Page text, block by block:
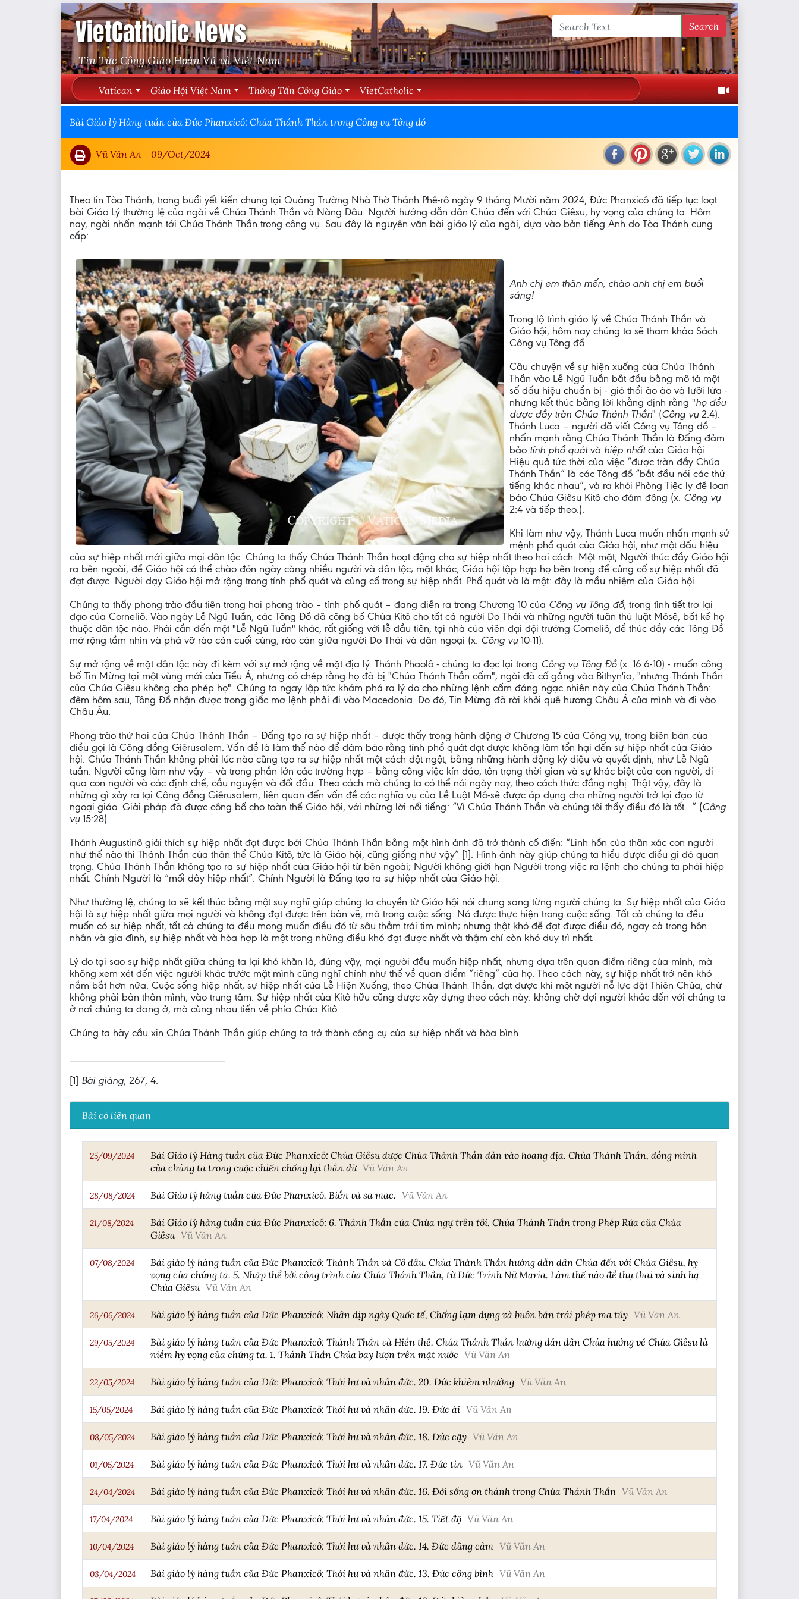
VietCatholic News
Tin Tức Công Giáo Hoàn Vũ và Việt Nam
Search
Vatican Giáo Hội Việt Nam Thông Tấn Công Giáo VietCatholic
Bài Giáo lý Hàng tuần của Đức Phanxicô: Chúa Thánh Thần trong Công vụ Tông đồ
Vũ Văn An 09/Oct/2024
Theo tin Tòa Thánh, trong buổi yết kiến chung tại Quảng Trường Nhà Thờ Thánh Phê-rô ngày 9 tháng Mười năm 2024, Đức Phanxicô đã tiếp tục loạt
bài Giáo Lý thường lệ của ngài về Chúa Thánh Thần và Nàng Dâu. Người hướng dẫn dân Chúa đến với Chúa Giêsu, hy vọng của chúng ta. Hôm
nay, ngài nhấn mạnh tới Chúa Thánh Thần trong công vụ. Sau đây là nguyên văn bài giáo lý của ngài, dựa vào bản tiếng Anh do Tòa Thánh cung
cấp:
Anh chị em thân mến, chào anh chị em buổi
sáng!
Trong lộ trình giáo lý về Chúa Thánh Thần và
Giáo hội, hôm nay chúng ta sẽ tham khảo Sách
Công vụ Tông đồ.
Câu chuyện về sự hiện xuống của Chúa Thánh
Thần vào Lễ Ngũ Tuần bắt đầu bằng mô tả một
số dấu hiệu chuẩn bị - gió thổi ào ào và lưỡi lửa -
nhưng kết thúc bằng lời khẳng định rằng "họ đều
được đầy tràn Chúa Thánh Thần" (Công vụ 2:4).
Thánh Luca – người đã viết Công vụ Tông đồ –
nhấn mạnh rằng Chúa Thánh Thần là Đấng đảm
bảo tính phổ quát và hiệp nhất của Giáo hội.
Hiệu quả tức thời của việc “được tràn đầy Chúa
Thánh Thần” là các Tông đồ “bắt đầu nói các thứ
tiếng khác nhau”, và ra khỏi Phòng Tiệc ly để loan
báo Chúa Giêsu Kitô cho đám đông (x. Công vụ
2:4 và tiếp theo.).
Khi làm như vậy, Thánh Luca muốn nhấn mạnh sứ
mệnh phổ quát của Giáo hội, như một dấu hiệu
của sự hiệp nhất mới giữa mọi dân tộc. Chúng ta thấy Chúa Thánh Thần hoạt động cho sự hiệp nhất theo hai cách. Một mặt, Người thúc đẩy Giáo hội
ra bên ngoài, để Giáo hội có thể chào đón ngày càng nhiều người và dân tộc; mặt khác, Giáo hội tập hợp họ bên trong để củng cố sự hiệp nhất đã
đạt được. Người dạy Giáo hội mở rộng trong tính phổ quát và củng cố trong sự hiệp nhất. Phổ quát và là một: đây là mầu nhiệm của Giáo hội.
Chúng ta thấy phong trào đầu tiên trong hai phong trào – tính phổ quát – đang diễn ra trong Chương 10 của Công vụ Tông đồ, trong tình tiết trơ lại
đạo của Corneliô. Vào ngày Lễ Ngũ Tuần, các Tông Đồ đã công bố Chúa Kitô cho tất cả người Do Thái và những người tuân thủ luật Môsê, bất kể họ
thuộc dân tộc nào. Phải cần đến một "Lễ Ngũ Tuần" khác, rất giống với lễ đầu tiên, tại nhà của viên đại đội trưởng Corneliô, để thúc đẩy các Tông Đồ
mở rộng tầm nhìn và phá vỡ rào cản cuối cùng, rào cản giữa người Do Thái và dân ngoại (x. Công vụ 10-11).
Sự mở rộng về mặt dân tộc này đi kèm với sự mở rộng về mặt địa lý. Thánh Phaolô - chúng ta đọc lại trong Công vụ Tông Đồ (x. 16:6-10) - muốn công
bố Tin Mừng tại một vùng mới của Tiểu Á; nhưng có chép rằng họ đã bị "Chúa Thánh Thần cấm"; ngài đã cố gắng vào Bithyn'ia, "nhưng Thánh Thần
của Chúa Giêsu không cho phép họ". Chúng ta ngay lập tức khám phá ra lý do cho những lệnh cấm đáng ngạc nhiên này của Chúa Thánh Thần:
đêm hôm sau, Tông Đồ nhận được trong giấc mơ lệnh phải đi vào Macedonia. Do đó, Tin Mừng đã rời khỏi quê hương Châu Á của mình và đi vào
Châu Âu.
Phong trào thứ hai của Chúa Thánh Thần – Đấng tạo ra sự hiệp nhất – được thấy trong hành động ở Chương 15 của Công vụ, trong biên bản của
điều gọi là Công đồng Giêrusalem. Vấn đề là làm thế nào để đảm bảo rằng tính phổ quát đạt được không làm tổn hại đến sự hiệp nhất của Giáo
hội. Chúa Thánh Thần không phải lúc nào cũng tạo ra sự hiệp nhất một cách đột ngột, bằng những hành động kỳ diệu và quyết định, như Lễ Ngũ
tuần. Người cũng làm như vậy – và trong phần lớn các trường hợp – bằng công việc kín đáo, tôn trọng thời gian và sự khác biệt của con người, đi
qua con người và các định chế, cầu nguyện và đối đầu. Theo cách mà chúng ta có thể nói ngày nay, theo cách thức đồng nghị. Thật vậy, đây là
những gì xảy ra tại Công đồng Giêrusalem, liên quan đến vấn đề các nghĩa vụ của Lề Luật Mô-sê được áp dụng cho những người trở lại đạo từ
ngoại giáo. Giải pháp đã được công bố cho toàn thể Giáo hội, với những lời nổi tiếng: “Vì Chúa Thánh Thần và chúng tôi thấy điều đó là tốt…” (Công
vụ 15:28).
Thánh Augustinô giải thích sự hiệp nhất đạt được bởi Chúa Thánh Thần bằng một hình ảnh đã trở thành cổ điển: “Linh hồn của thân xác con người
như thế nào thì Thánh Thần của thân thể Chúa Kitô, tức là Giáo hội, cũng giống như vậy” [1]. Hình ảnh này giúp chúng ta hiểu được điều gì đó quan
trọng. Chúa Thánh Thần không tạo ra sự hiệp nhất của Giáo hội từ bên ngoài; Người không giới hạn Người trong việc ra lệnh cho chúng ta phải hiệp
nhất. Chính Người là “mối dây hiệp nhất”. Chính Người là Đấng tạo ra sự hiệp nhất của Giáo hội.
Như thường lệ, chúng ta sẽ kết thúc bằng một suy nghĩ giúp chúng ta chuyển từ Giáo hội nói chung sang từng người chúng ta. Sự hiệp nhất của Giáo
hội là sự hiệp nhất giữa mọi người và không đạt được trên bản vẽ, mà trong cuộc sống. Nó được thực hiện trong cuộc sống. Tất cả chúng ta đều
muốn có sự hiệp nhất, tất cả chúng ta đều mong muốn điều đó từ sâu thẳm trái tim mình; nhưng thật khó để đạt được điều đó, ngay cả trong hôn
nhân và gia đình, sự hiệp nhất và hòa hợp là một trong những điều khó đạt được nhất và thậm chí còn khó duy trì nhất.
Lý do tại sao sự hiệp nhất giữa chúng ta lại khó khăn là, đúng vậy, mọi người đều muốn hiệp nhất, nhưng dựa trên quan điểm riêng của mình, mà
không xem xét đến việc người khác trước mặt mình cũng nghĩ chính như thế về quan điểm “riêng” của họ. Theo cách này, sự hiệp nhất trở nên khó
nắm bắt hơn nữa. Cuộc sống hiệp nhất, sự hiệp nhất của Lễ Hiện Xuống, theo Chúa Thánh Thần, đạt được khi một người nỗ lực đặt Thiên Chúa, chứ
không phải bản thân mình, vào trung tâm. Sự hiệp nhất của Kitô hữu cũng được xây dựng theo cách này: không chờ đợi người khác đến với chúng ta
ở nơi chúng ta đang ở, mà cùng nhau tiến về phía Chúa Kitô.
Chúng ta hãy cầu xin Chúa Thánh Thần giúp chúng ta trở thành công cụ của sự hiệp nhất và hòa bình.
[1] Bài giảng, 267, 4.
Bài có liên quan
25/09/2024
Bài Giáo lý Hàng tuần của Đức Phanxicô: Chúa Giêsu được Chúa Thánh Thần dẫn vào hoang địa. Chúa Thánh Thần, đồng minh
của chúng ta trong cuộc chiến chống lại thần dữ Vũ Văn An
28/08/2024 Bài Giáo lý hàng tuần của Đức Phanxicô. Biển và sa mạc. Vũ Văn An
21/08/2024
Bài Giáo lý hàng tuần của Đức Phanxicô: 6. Thánh Thần của Chúa ngự trên tôi. Chúa Thánh Thần trong Phép Rửa của Chúa
Giêsu Vũ Văn An
07/08/2024
Bài giáo lý hàng tuần của Đức Phanxicô: Thánh Thần và Cô dâu. Chúa Thánh Thần hướng dẫn dân Chúa đến với Chúa Giêsu, hy
vọng của chúng ta. 5. Nhập thể bởi công trình của Chúa Thánh Thần, từ Đức Trinh Nữ Maria. Làm thế nào để thụ thai và sinh hạ
Chúa Giêsu Vũ Văn An
26/06/2024 Bài giáo lý hàng tuần của Đức Phanxicô: Nhân dịp ngày Quốc tế, Chống lạm dụng và buôn bán trái phép ma túy Vũ Văn An
29/05/2024
Bài giáo lý hàng tuần của Đức Phanxicô: Thánh Thần và Hiền thê. Chúa Thánh Thần hướng dẫn dân Chúa hướng về Chúa Giêsu là
niềm hy vọng của chúng ta. 1. Thánh Thần Chúa bay lượn trên mặt nước Vũ Văn An
22/05/2024 Bài giáo lý hàng tuần của Đức Phanxicô: Thói hư và nhân đức. 20. Đức khiêm nhường Vũ Văn An
15/05/2024 Bài giáo lý hàng tuần của Đức Phanxicô: Thói hư và nhân đức. 19. Đức ái Vũ Văn An
08/05/2024 Bài giáo lý hàng tuần của Đức Phanxicô: Thói hư và nhân đức. 18. Đức cậy Vũ Văn An
01/05/2024 Bài giáo lý hàng tuần của Đức Phanxicô: Thói hư và nhân đức. 17. Đức tin Vũ Văn An
24/04/2024 Bài giáo lý hàng tuần của Đức Phanxicô: Thói hư và nhân đức. 16. Đời sống ơn thánh trong Chúa Thánh Thần Vũ Văn An
17/04/2024 Bài giáo lý hàng tuần của Đức Phanxicô: Thói hư và nhân đức. 15. Tiết độ Vũ Văn An
10/04/2024 Bài giáo lý hàng tuần của Đức Phanxicô: Thói hư và nhân đức. 14. Đức dũng cảm Vũ Văn An
03/04/2024 Bài giáo lý hàng tuần của Đức Phanxicô: Thói hư và nhân đức. 13. Đức công bình Vũ Văn An